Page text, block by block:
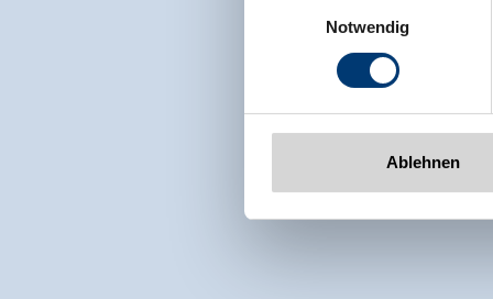
Rohr 23// A-6280 Zell am Ziller
www.zillertalarena.com
Notwendig
Ablehnen